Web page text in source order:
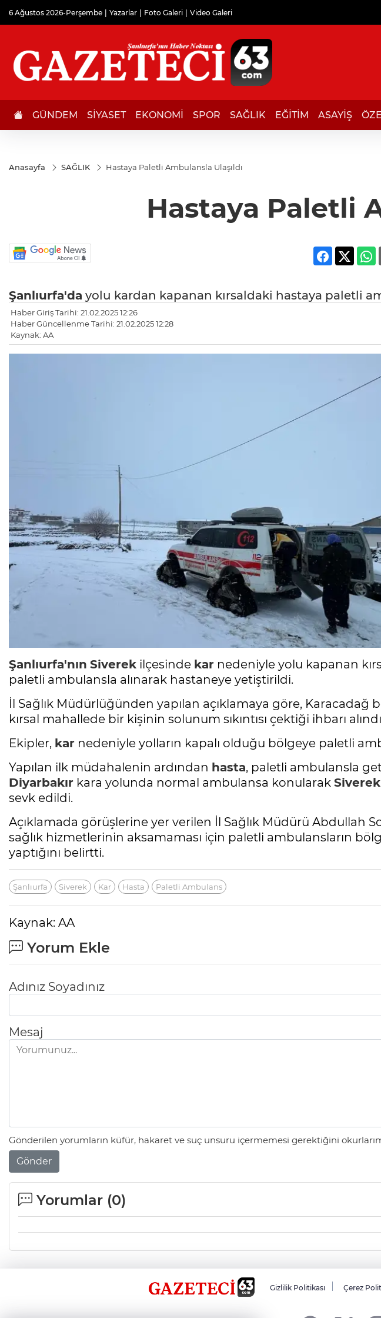
6 Ağustos 2026-Perşembe Yazarlar Foto Galeri Video Galeri
GÜNDEM SİYASET EKONOMİ SPOR SAĞLIK EĞİTİM ASAYİŞ
Anasayfa SAĞLIK Hastaya Paletli Ambulansla Ulaşıldı
Hastaya Paletli
Şanlıurfa'da yolu kardan kapanan kırsaldaki hastaya paletli
Haber Giriş Tarihi: 21.02.2025 12:26
Haber Güncellenme Tarihi: 21.02.2025 12:28
Kaynak: AA
Şanlıurfa'nın Siverek ilçesinde kar nedeniyle yolu kapanan
paletli ambulansla alınarak hastaneye yetiştirildi.
İl Sağlık Müdürlüğünden yapılan açıklamaya göre, Karacadağ
kırsal mahallede bir kişinin solunum sıkıntısı çektiği ihbarı
Ekipler, kar nedeniyle yolların kapalı olduğu bölgeye paletli
Yapılan ilk müdahalenin ardından hasta, paletli ambulansla
Diyarbakır kara yolunda normal ambulansa konularak Siverek
sevk edildi.
Açıklamada görüşlerine yer verilen İl Sağlık Müdürü Abdullah
sağlık hizmetlerinin aksamaması için paletli ambulansların
yaptığını belirtti.
Şanlıurfa Siverek Kar Hasta Paletli Ambulans
Kaynak: AA
Yorum Ekle
Adınız Soyadınız
Mesaj
Gönderilen yorumların küfür, hakaret ve suç unsuru içermemesi gerektiğini
Gönder
Yorumlar (0)
Gizlilik Politikası Çerez